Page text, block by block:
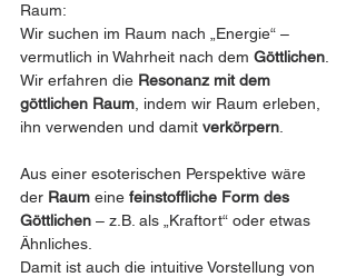
Raum:
Wir suchen im Raum nach „Energie“ –
vermutlich in Wahrheit nach dem Göttlichen
Wir erfahren die Resonanz mit dem
göttlichen Raum , indem wir Raum erleben,
ihn verwenden und damit verkörpern
Aus einer esoterischen Perspektive wäre
der Raum eine feinstoffliche Form des
Göttlichen – z.B. als „Kraftort“ oder etwas
Ähnliches.
Damit ist auch die intuitive Vorstellung von